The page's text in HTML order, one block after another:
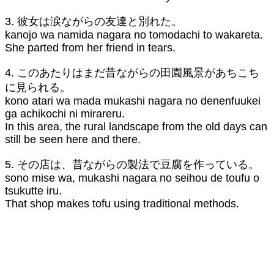
3. 彼女は涙ながらの友達と別れた。
kanojo wa namida nagara no tomodachi to wakareta.
She parted from her friend in tears.
4. このあたりはまだ昔ながらの田園風景があちこち
に見られる。
kono atari wa mada mukashi nagara no denenfuukei
ga achikochi ni mirareru.
In this area, the rural landscape from the old days can
still be seen here and there.
5. その店は、昔ながらの製法で豆腐を作っている。
sono mise wa, mukashi nagara no seihou de toufu o
tsukutte iru.
That shop makes tofu using traditional methods.